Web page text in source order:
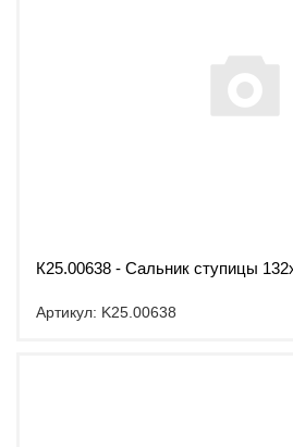
К25.00638 - Сальник ступицы
Артикул: K25.00638